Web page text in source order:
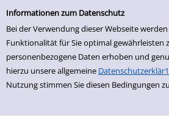
Einfache Suche
Informationen zum Datenschutz
Bei der Verwendung dieser Webseite werden
Funktionalität für Sie optimal gewährleisten
personenbezogene Daten erhoben und
hierzu unsere allgemeine
Nutzung stimmen Sie diesen Bedingungen
zur Navigation springen
zum Inhalt springen
Zur Detailanzeige springen